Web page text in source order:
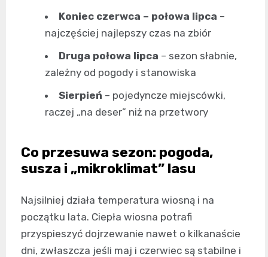
Koniec czerwca – połowa lipca –
najczęściej najlepszy czas na zbiór
Druga połowa lipca – sezon słabnie,
zależny od pogody i stanowiska
Sierpień – pojedyncze miejscówki,
raczej „na deser” niż na przetwory
Co przesuwa sezon: pogoda,
susza i „mikroklimat” lasu
Najsilniej działa temperatura wiosną i na
początku lata. Ciepła wiosna potrafi
przyspieszyć dojrzewanie nawet o kilkanaście
dni, zwłaszcza jeśli maj i czerwiec są stabilne i